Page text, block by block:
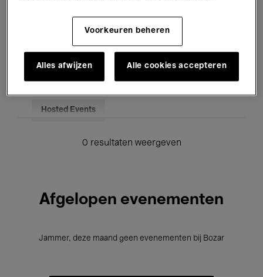
Onderwijs Rondleidingen
Hosted Events
0 resultaten weergeven
Afgelopen evenementen
Jammer, deze maand geen evenementen bij Bozar
Voorkeuren beheren
Alles afwijzen Alle cookies accepteren